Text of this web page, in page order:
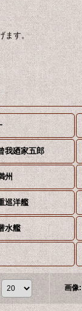
ます。
我廼家五郎
州
巡洋艦
水艦
画像: